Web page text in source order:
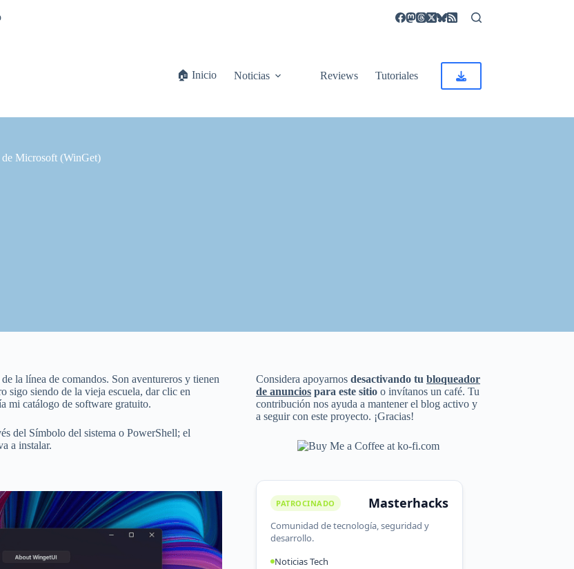
🏠 Inicio Noticias Reviews Tutoriales
de Microsoft (WinGet)
la línea de comandos. Son aventureros y tienen
sigo siendo de la vieja escuela, dar clic en
mi catálogo de software gratuito.
del Símbolo del sistema o PowerShell; el
a instalar.
Considera apoyarnosdesactivando tubloqueador
de anuncios para este sitio o invítanos un café. Tu
contribución nos ayuda a mantener el blog activo y
a seguir con este proyecto. ¡Gracias!
PATROCINADO Masterhacks
Comunidad de tecnología, seguridad y
desarrollo.
Noticias Tech